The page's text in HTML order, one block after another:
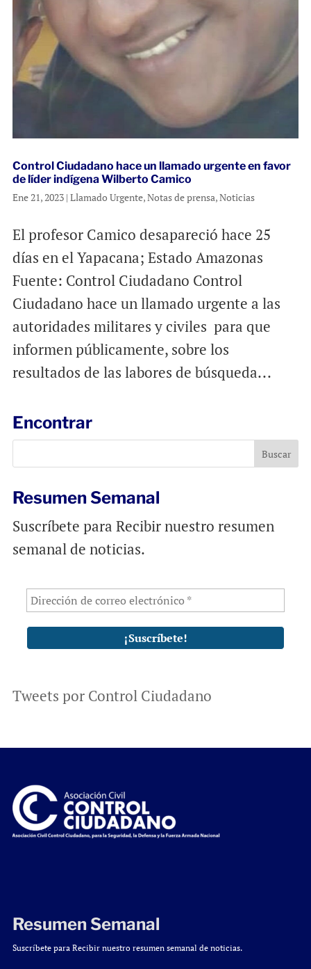
Control Ciudadano hace un llamado urgente en favor
de líder indígena Wilberto Camico
Ene 21, 2023| Llamado Urgente,Notas de prensa,Noticias
El profesor Camico desapareció hace 25
días en el Yapacana; Estado Amazonas
Fuente: Control Ciudadano Control
Ciudadano hace un llamado urgente a las
autoridades militares y civiles para que
informen públicamente, sobre los
resultados de las labores de búsqueda...
Encontrar
Resumen Semanal
Suscríbete para Recibir nuestro resumen
semanal de noticias.
Tweets por Control Ciudadano
Resumen Semanal
Suscríbete para Recibir nuestro resumen semanal de noticias.